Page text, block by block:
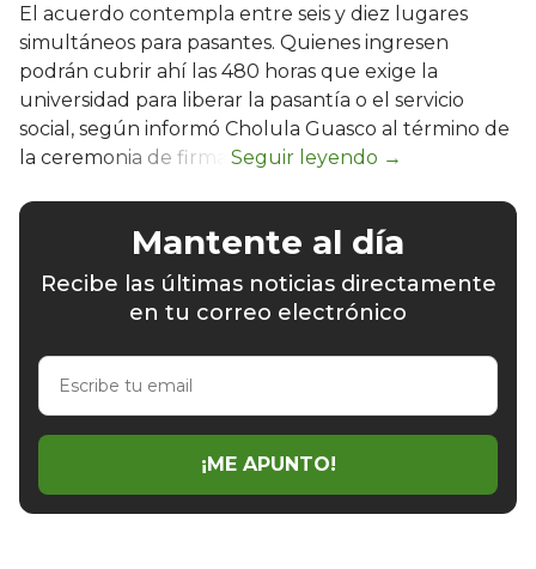
El acuerdo contempla entre seis y diez lugares
simultáneos para pasantes. Quienes ingresen
podrán cubrir ahí las 480 horas que exige la
universidad para liberar la pasantía o el servicio
social, según informó Cholula Guasco al término de
la ceremonia de firma.
Mantente al día
Recibe las últimas noticias directamente
en tu correo electrónico
Escribe
email
¡ME APUNTO!